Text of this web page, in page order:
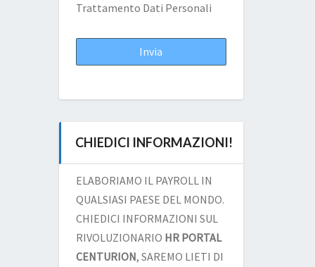
Trattamento Dati Personali
CHIEDICI INFORMAZIONI!
ELABORIAMO IL PAYROLL IN
QUALSIASI PAESE DEL MONDO.
CHIEDICI INFORMAZIONI SUL
RIVOLUZIONARIO HR PORTAL
CENTURION, SAREMO LIETI DI